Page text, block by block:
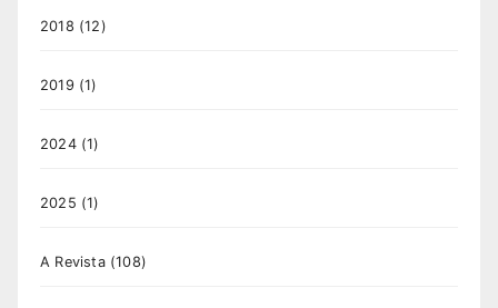
2018 (12)
2019 (1)
2024(1)
2025 (1)
A Revista(108)